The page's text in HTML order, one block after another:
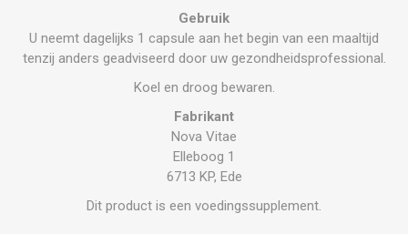
Gebruik
U neemt dagelijks 1 capsule aan het begin van een maaltijd
tenzij anders geadviseerd door uw gezondheidsprofessional.
Koel en droog bewaren.
Fabrikant
Nova Vitae
Elleboog 1
6713 KP, Ede
Dit product is een voedingssupplement.